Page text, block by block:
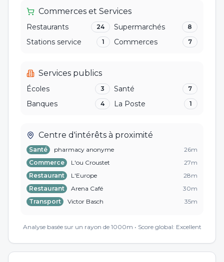
Commerces et Services
Restaurants 24 Supermarchés 8
Stations service 1 Commerces 7
Services publics
Écoles 3 Santé 7
Banques 4 La Poste 1
Centre d'intérêts à proximité
Santé pharmacy anonyme 26m
Commerce
L'ou Croustet 27m
Restaurant
L'Europe 28m
Restaurant
Arena Café 30m
Transport
Victor Basch 35m
Analyse basée sur un rayon de 1000m • Score global: Excellent